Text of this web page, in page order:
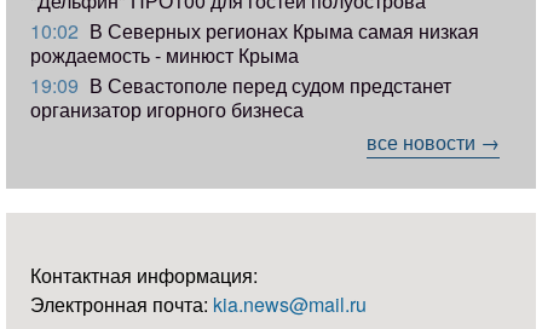
10:02 В Северных регионах Крыма самая низкая
рождаемость - минюст Крыма
19:09 В Севастополе перед судом предстанет
организатор игорного бизнеса
все новости →
Контактная информация:
Электронная почта: kia.news@mail.ru